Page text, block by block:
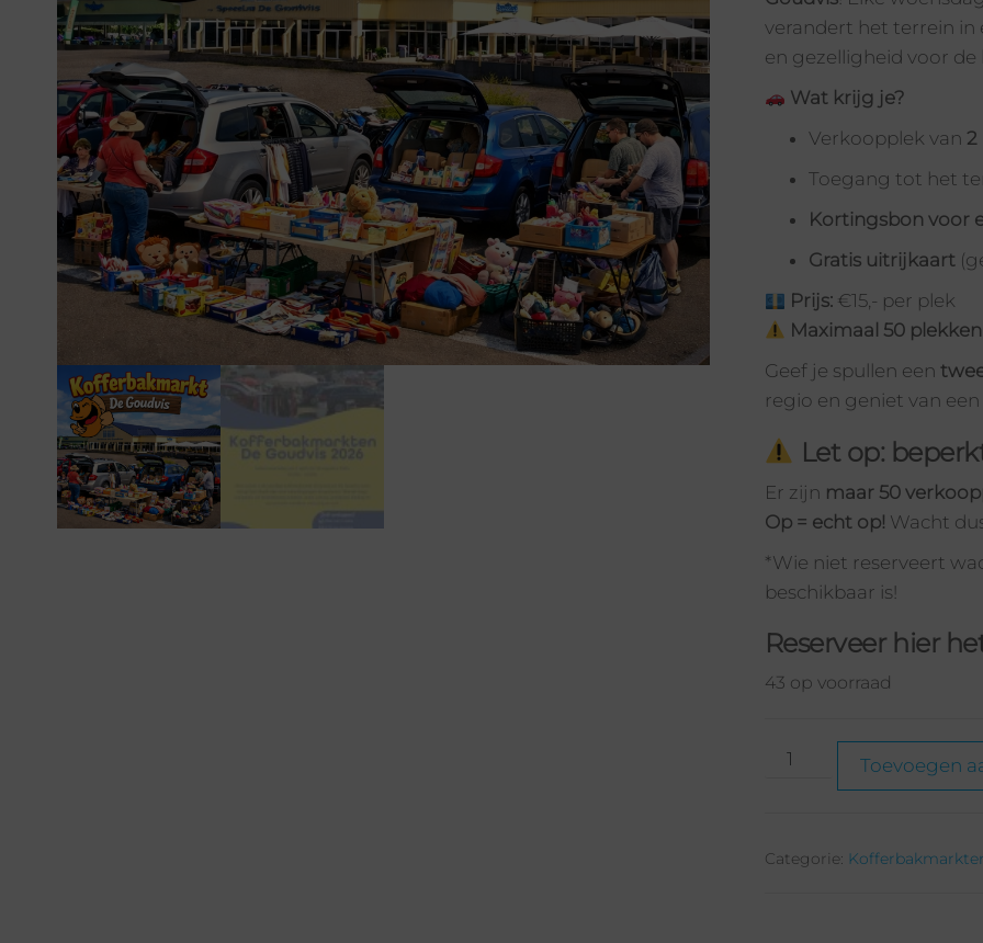
verandert het terrein in
en gezelligheid voor de
Wat krijg je?
Verkoopplek van 2
Toegang tot het
Kortingsbon voor
Gratis uitrijkaart
Prijs: €15,- per plek
Maximaal 50
Geef je spullen een
regio en geniet van
Let op:
Er zijn maar 50
Op = echt op! Wacht
*Wie niet reserveert
beschikbaar is!
Reserveer hier
43 op voorraad
Toevoegen
Categorie: